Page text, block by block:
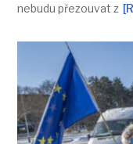
nebudu přezouvat z